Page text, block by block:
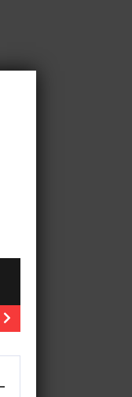
Pcgamer Após